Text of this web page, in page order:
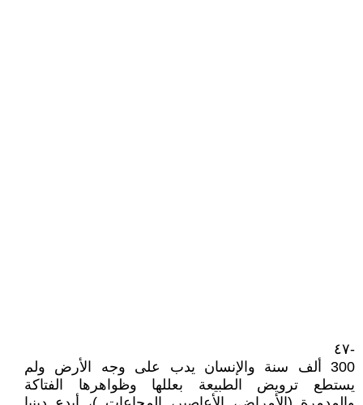
-٤٧
300 ألف سنة والإنسان يدب على وجه الأرض ولم
يستطع ترويض الطبيعة بعللها وظواهرها الفتاكة